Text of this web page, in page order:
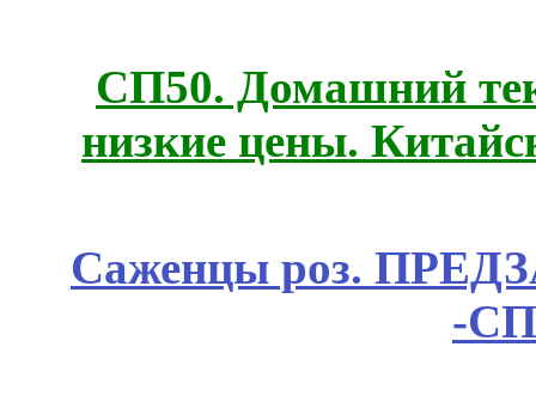
СП50. Домашний
низкие цены.
Саженцы роз.
-